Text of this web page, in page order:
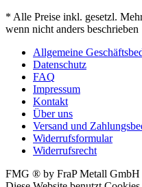
* Alle Preise inkl. gesetzl.
wenn nicht anders beschrieben
Allgemeine
Datenschutz
FAQ
Impressum
Kontakt
Über uns
Versand und
Widerrufsformular
Widerrufsrecht
FMG ® by FraP Metall GmbH